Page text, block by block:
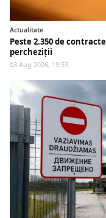
Actualitate
Peste 2.350 de
percheziții
03 Aug 2026, 19:53